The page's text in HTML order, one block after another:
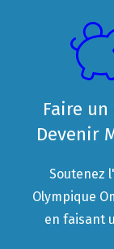
Faire
Devenir
Soutenez
Olympique
en faisant